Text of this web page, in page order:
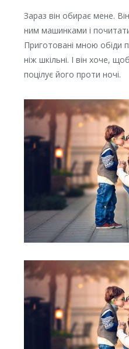
Зараз він обирає мене.
ним машинками і
Приготовані мною обіди
ніж шкільні. І він хоче,
поцілує його проти ночі.